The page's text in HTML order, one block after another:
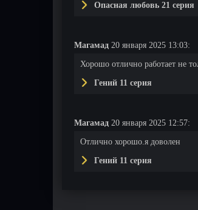
Опасная любовь 21 серия
Магамад 20 января 2025 13:03:
Хорошо отлично работает не
Гений 11 серия
Магамад 20 января 2025 12:57:
Отлично хорошо.я доволен
Гений 11 серия